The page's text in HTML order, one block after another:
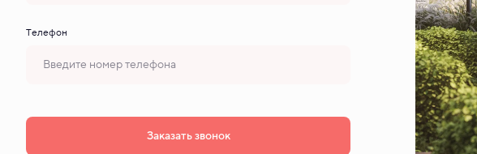
Tелефон
Заказать звонок